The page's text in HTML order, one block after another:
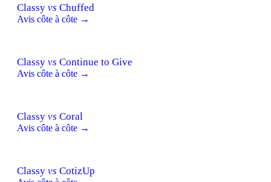
Classy vs Chuffed
Avis côte à côte →
Classy vs Continue to Give
Avis côte à côte →
Classy vs Coral
Avis côte à côte →
Classy vs CotizUp